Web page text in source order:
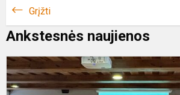
Grįžti
Ankstesnės naujienos